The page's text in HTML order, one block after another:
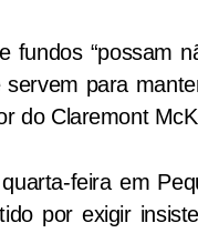
fundos “possam
servem para
do Claremont
feira em
por exigir